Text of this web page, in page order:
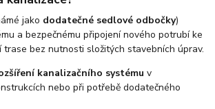
jako dodatečné sedlové odbočky)
a bezpečnému připojení nového potrubí ke
trase bez nutnosti složitých stavebních úprav.
kanalizačního systému v
nebo při potřebě dodatečného